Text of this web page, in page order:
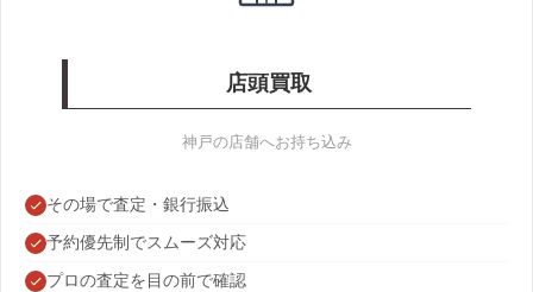
店頭買取
神戸の店舗へお持ち込み
その場で査定・銀行振込
予約優先制でスムーズ対応
プロの査定を目の前で確認